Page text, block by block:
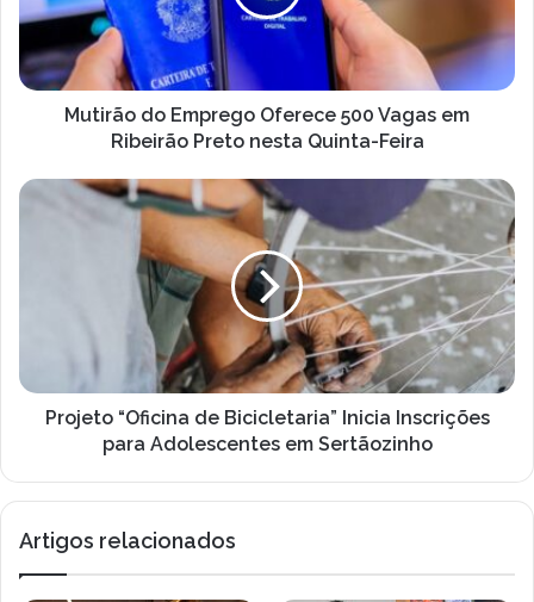
Vagas
Ribeirão
Preto
Mutirão do Emprego Oferece 500 Vagas em
Ribeirão Preto nesta Quinta-Feira
Projeto
em
Sertãozinho
Projeto “Oficina de Bicicletaria” Inicia Inscrições
para Adolescentes em Sertãozinho
Artigos relacionados